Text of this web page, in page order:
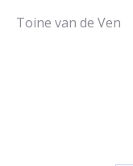
Toine van de Ven